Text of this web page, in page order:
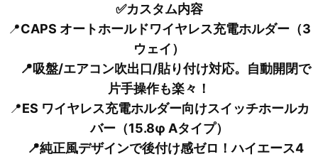
✅カスタム内容
📍CAPS オートホールドワイヤレス充電ホルダー（3
ウェイ）
📍吸盤/エアコン吹出口/貼り付け対応。自動開閉で
片手操作も楽々！
📍ES ワイヤレス充電ホルダー向けスイッチホールカ
バー（15.8φ Aタイプ）
📍純正風デザインで後付け感ゼロ！ハイエース4